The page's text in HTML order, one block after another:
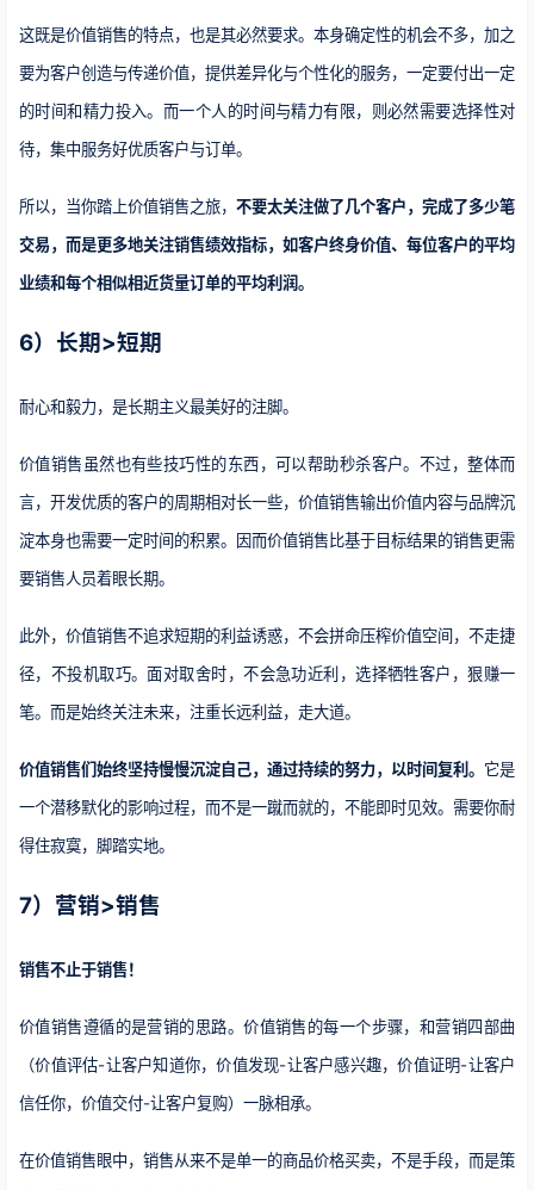
这既是价值销售的特点，也是其必然要求。本身确定性的机会不多，加之
要为客户创造与传递价值，提供差异化与个性化的服务，一定要付出一定
的时间和精力投入。而一个人的时间与精力有限，则必然需要选择性对
待，集中服务好优质客户与订单。
所以，当你踏上价值销售之旅， 不要太关注做了几个客户，完成了多少笔
交易，而是更多地关注销售绩效指标，如客户终身价值、每位客户的平均
业绩和每个相似相近货量订单的平均利润。
6）长期>短期
耐心和毅力，是长期主义最美好的注脚。
价值销售虽然也有些技巧性的东西，可以帮助秒杀客户。不过，整体而
言，开发优质的客户的周期相对长一些，价值销售输出价值内容与品牌沉
淀本身也需要一定时间的积累。因而价值销售比基于目标结果的销售更需
要销售人员着眼长期。
此外，价值销售不追求短期的利益诱惑，不会拼命压榨价值空间，不走捷
径，不投机取巧。面对取舍时，不会急功近利，选择牺牲客户，狠赚一
笔。而是始终关注未来，注重长远利益，走大道。
价值销售们始终坚持慢慢沉淀自己，通过持续的努力，以时间复利。 它是
一个潜移默化的影响过程，而不是一蹴而就的，不能即时见效。需要你耐
得住寂寞，脚踏实地。
7）营销>销售
销售不止于销售！
价值销售遵循的是营销的思路。价值销售的每一个步骤，和营销四部曲
（价值评估-让客户知道你，价值发现-让客户感兴趣，价值证明-让客户
信任你，价值交付-让客户复购）一脉相承。
在价值销售眼中，销售从来不是单一的商品价格买卖，不是手段，而是策